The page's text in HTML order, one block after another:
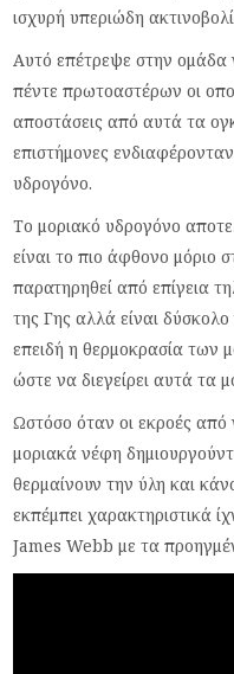
ισχυρή υπεριώδη
Αυτό επέτρεψε στην ομάδα
πέντε πρωτοαστέρων οι
αποστάσεις από αυτά τα
επιστήμονες
υδρογόνο.
Το μοριακό υδρογόνο
είναι το πιο άφθονο μόριο
παρατηρηθεί από επίγεια
της Γης αλλά είναι
επειδή η θερμοκρασία των
ώστε να διεγείρει αυτά τα
Ωστόσο όταν οι εκροές
μοριακά νέφη
θερμαίνουν την ύλη και
εκπέμπει χαρακτηριστικά
James Webb με τα